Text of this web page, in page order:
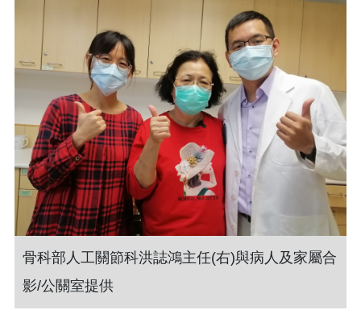
骨科部人工關節科洪誌鴻主任(右)與病人及家屬合
影/公關室提供